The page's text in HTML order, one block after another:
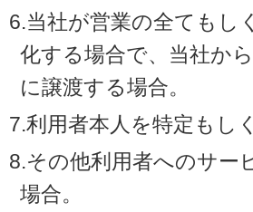
6.当社が営業の全てもし
化する場合で、当社か
に譲渡する場合。
7.利用者本人を特定もし
8.その他利用者へのサー
場合。